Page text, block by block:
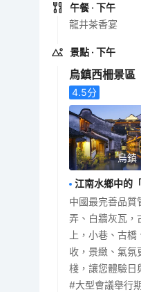
午餐 · 下午
龍井茶香宴
景點 · 下午
烏鎮西柵景區
4.5分
烏鎮
江南水鄉中的
中國最完善品質
弄、白牆灰瓦，
上，小巷、古
收，景緻、氣氛
棧，讓您體驗日
#大型會議舉行